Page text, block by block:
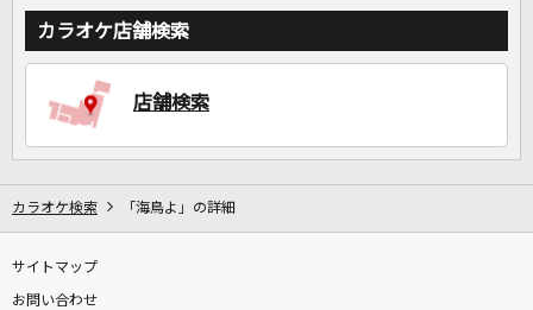
カラオケ店舗検索
店舗検索
カラオケ検索 「海鳥よ」の詳細
サイトマップ
お問い合わせ